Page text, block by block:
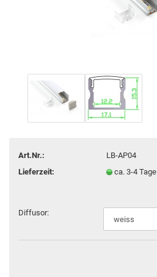
Art.Nr.:
LB-AP04
Lieferzeit:
ca. 3-4
Diffusor: